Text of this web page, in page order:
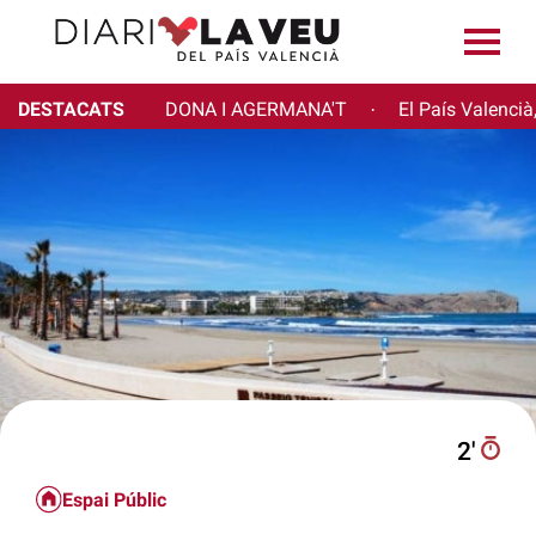
DESTACATS DONA I AGERMANA'T · El País
2′
Espai Públic